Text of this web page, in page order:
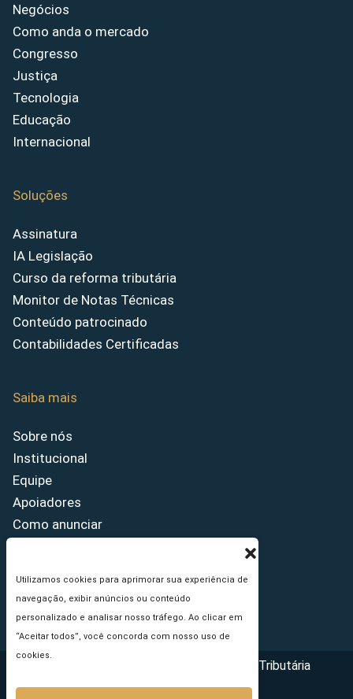
Utilizamos cookies para aprimorar sua experiência de
navegação, exibir anúncios ou conteúdo
personalizado e analisar nosso tráfego. Ao clicar em
“Aceitar todos”, você concorda com nosso uso de
cookies.
Negócios
Como anda o mercado
Congresso
Justiça
Tecnologia
Educação
Internacional
Soluções
Assinatura
IA Legislação
Curso da reforma tributária
Monitor de Notas Técnicas
Conteúdo patrocinado
Contabilidades Certificadas
Saiba mais
Sobre nós
Institucional
Equipe
Apoiadores
Como anunciar
Princípios Editoriais
Copyright © 2026 - Portal da Reforma Tributária